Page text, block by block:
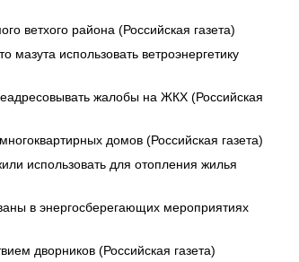
ветхого района (Российская газета)
использовать ветроэнергетику
жалобы на ЖКХ (Российская
домов (Российская газета)
использовать для отопления жилья
в энергосберегающих мероприятиях
дворников (Российская газета)